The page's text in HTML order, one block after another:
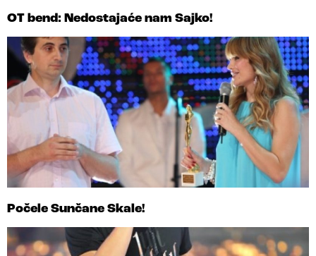
OT bend: Nedostajaće nam Sajko!
Počele Sunčane Skale!